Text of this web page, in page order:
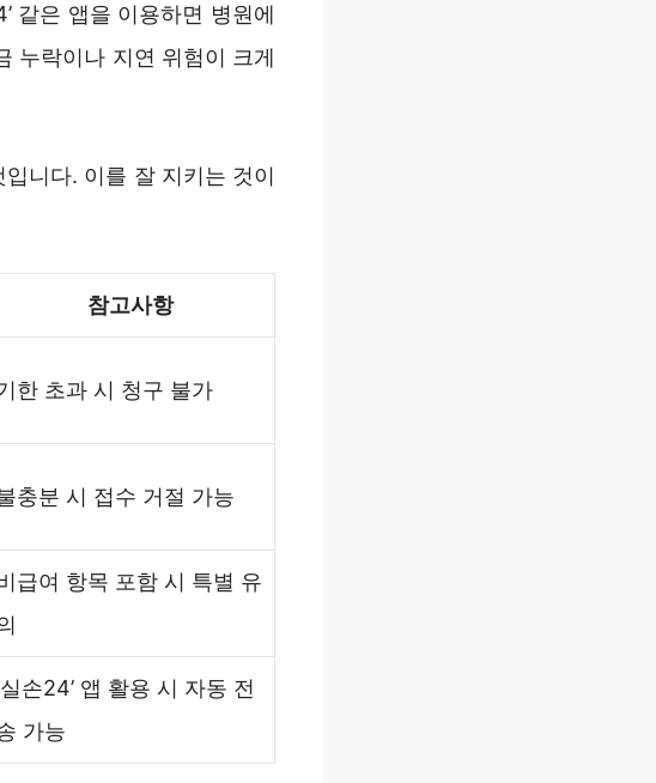
같은 앱을 이용하면 병원에
누락이나 지연 위험이 크게
니다. 이를 잘 지키는 것이
참고사항
한 초과 시 청구 불가
충분 시 접수 거절 가능
급여 항목 포함 시 특별 유
실손24’ 앱 활용 시 자동 전
가능